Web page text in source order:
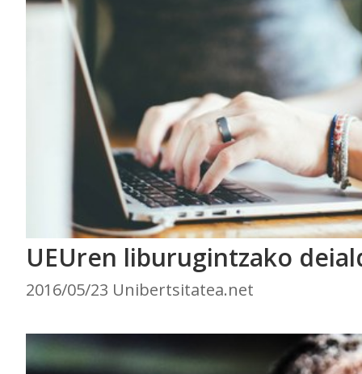
UEUren liburugintzako
2016/05/23 Unibertsitatea.net